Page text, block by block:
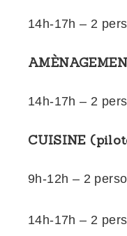
14h-17h – 2
14h-17h – 2
CUISINE
9h-12h – 2
14h-17h – 2